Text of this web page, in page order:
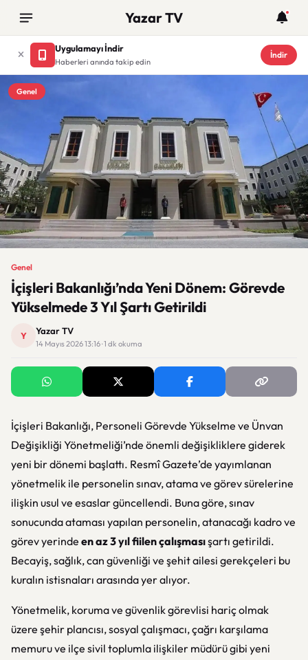
Yazar TV
Uygulamayı İndir
Haberleri anında takip edin
İndir
Genel
Genel
İçişleri Bakanlığı’nda Yeni Dönem: Görevde
Yükselmede 3 Yıl Şartı Getirildi
Y Yazar TV
14 Mayıs 2026 13:16 · 1 dk okuma
İçişleri Bakanlığı, Personeli Görevde Yükselme ve Ünvan
Değişikliği Yönetmeliği’nde önemli değişikliklere giderek
yeni bir dönemi başlattı. Resmî Gazete’de yayımlanan
yönetmelik ile personelin sınav, atama ve görev sürelerine
ilişkin usul ve esaslar güncellendi. Buna göre, sınav
sonucunda ataması yapılan personelin, atanacağı kadro ve
görev yerinde en az 3 yıl fiilen çalışmasışartı getirildi.
Becayiş, sağlık, can güvenliği ve şehit ailesi gerekçeleri bu
kuralın istisnaları arasında yer alıyor.
Yönetmelik, koruma ve güvenlik görevlisi hariç olmak
üzere şehir plancısı, sosyal çalışmacı, çağrı karşılama
memuru ve ilçe sivil toplumla ilişkiler müdürü gibi yeni